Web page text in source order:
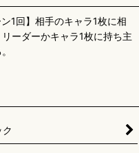
1回】相手のキャラ1枚に相
ーダーかキャラ1枚に持ち主